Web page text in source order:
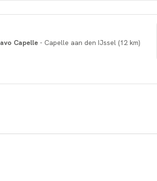
Capelle- Capelle aan den IJssel (12 km)